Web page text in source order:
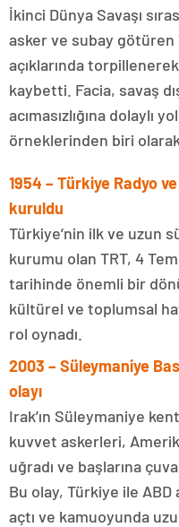
İkinci Dünya Savaşı
asker ve subay götüren
açıklarında
kaybetti. Facia, savaş
acımasızlığına dolaylı
örneklerinden biri
1954 – Türkiye Radyo
kuruldu
Türkiye’nin ilk ve uzun
kurumu olan TRT, 4
tarihinde önemli bir
kültürel ve toplumsal
rol oynadı.
2003 – Süleymaniye
olayı
Irak’ın Süleymaniye
kuvvet askerleri,
uğradı ve başlarına
Bu olay, Türkiye ile
açtı ve kamuoyunda